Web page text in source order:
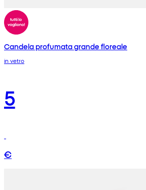
Candela profumata grande floreale
in vetro
5
€